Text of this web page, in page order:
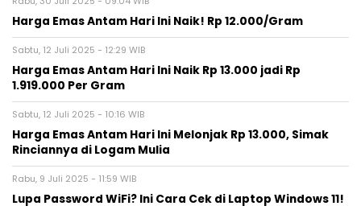
Harga Emas Antam Hari Ini Naik! Rp 12.000/Gram
Sabtu, 12 Juli 2025 - 12:29 WIB
Harga Emas Antam Hari Ini Naik Rp 13.000 jadi Rp
1.919.000 Per Gram
Sabtu, 12 Juli 2025 - 10:16 WIB
Harga Emas Antam Hari Ini Melonjak Rp 13.000, Simak
Rinciannya di Logam Mulia
Rabu, 9 Juli 2025 - 11:59 WIB
Lupa Password WiFi? Ini Cara Cek di Laptop Windows 11!